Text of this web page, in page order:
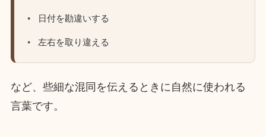
日付を勘違いする
左右を取り違える
など、些細な混同を伝えるときに自然に使われる
言葉です。